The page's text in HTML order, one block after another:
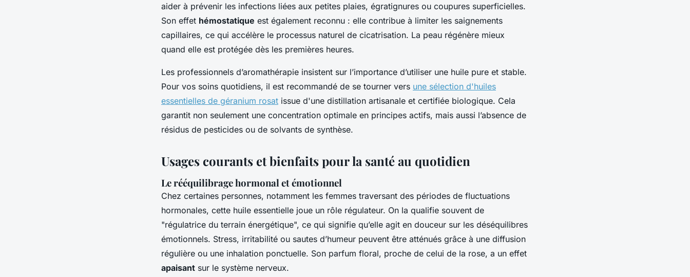
aider à prévenir les infections liées aux petites plaies, égratignures ou coupures superficielles.
Son effet hémostatique est également reconnu : elle contribue à limiter les saignements
capillaires, ce qui accélère le processus naturel de cicatrisation. La peau régénère mieux
quand elle est protégée dès les premières heures.
Les professionnels d’aromathérapie insistent sur l’importance d’utiliser une huile pure et stable.
Pour vos soins quotidiens, il est recommandé de se tourner vers une sélection d'huiles
essentielles de géranium rosat issue d'une distillation artisanale et certifiée biologique. Cela
garantit non seulement une concentration optimale en principes actifs, mais aussi l’absence de
résidus de pesticides ou de solvants de synthèse.
Usages courants et bienfaits pour la santé au quotidien
Le rééquilibrage hormonal et émotionnel
Chez certaines personnes, notamment les femmes traversant des périodes de fluctuations
hormonales, cette huile essentielle joue un rôle régulateur. On la qualifie souvent de
"régulatrice du terrain énergétique", ce qui signifie qu’elle agit en douceur sur les déséquilibres
émotionnels. Stress, irritabilité ou sautes d’humeur peuvent être atténués grâce à une diffusion
régulière ou une inhalation ponctuelle. Son parfum floral, proche de celui de la rose, a un effet
apaisant sur le système nerveux.